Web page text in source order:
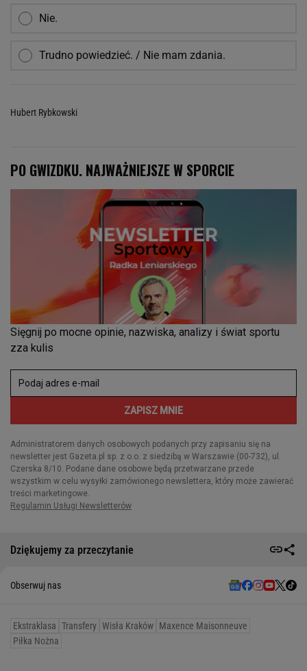
Nie.
Trudno powiedzieć. / Nie mam zdania.
Hubert Rybkowski
Dziękujemy za przeczytanie
Obserwuj nas
Ekstraklasa Transfery Wisła Kraków Maxence Maisonneuve
Piłka Nożna